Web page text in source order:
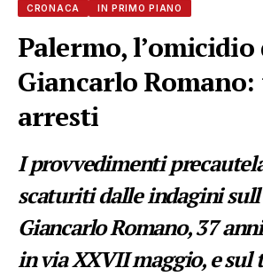
CRONACA IN PRIMO PIANO
Palermo, l’omicidio
Giancarlo
arresti
I provvedimenti
scaturiti dalle indagini
Giancarlo Romano, 37
in via XXVII maggio, e sul